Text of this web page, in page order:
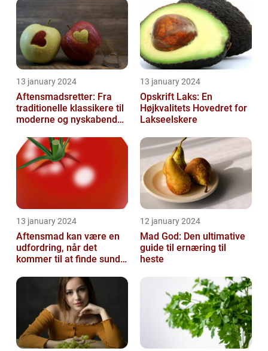
13 january 2024
Aftensmadsretter: Fra
traditionelle klassikere til
moderne og nyskabende
13 january 2024
Opskrift Laks: En
Højkvalitets Hovedret for
Lakseelskere
13 january 2024
Aftensmad kan være en
udfordring, når det
kommer til at finde sunde
samtidi...
12 january 2024
Mad God: Den ultimative
guide til ernæring til
heste